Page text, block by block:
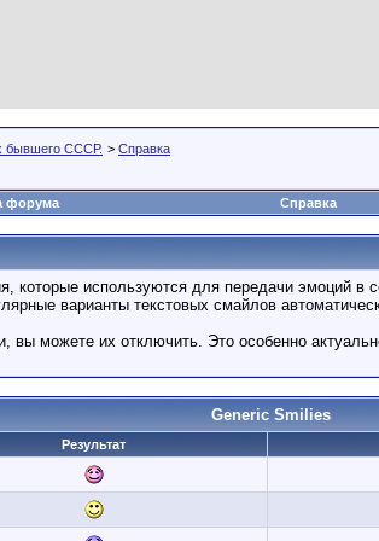
бывшего СССР. > Справка
форума Справка
используются для передачи эмоций в
варианты текстовых смайлов
можете их отключить. Это особенно
Generic Smilies
Результат